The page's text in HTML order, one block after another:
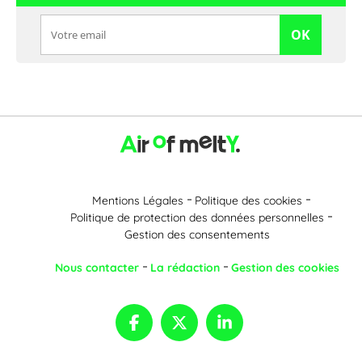
OK
Mentions Légales
Politique des cookies
Politique de protection des données personnelles
Gestion des consentements
Nous contacter La rédaction Gestion des cookies